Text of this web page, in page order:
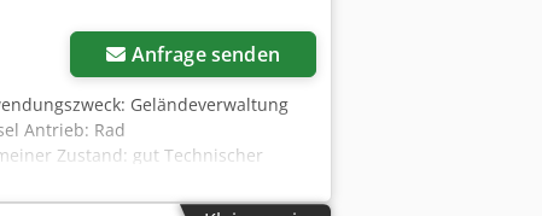
Anfrage senden
Geländeverwaltung
Antrieb: Rad
Zustand: gut Technischer
sich an Christian Theißen, um
XUV855D S4 Baujahr: 2014